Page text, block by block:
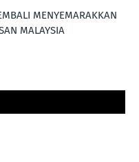
MENYEMARAKKAN
MALAYSIA